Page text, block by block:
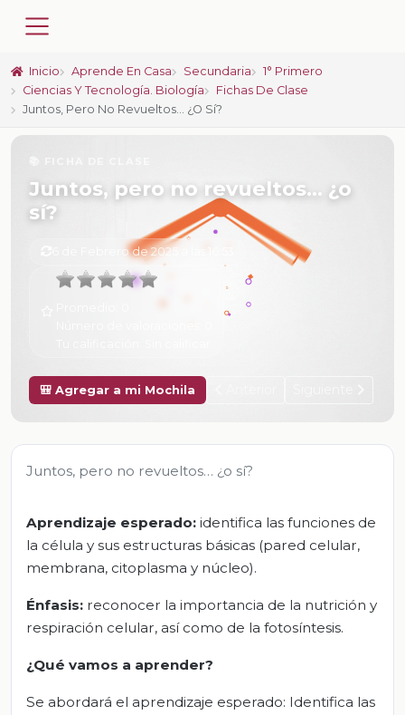
Inicio Aprende En Casa Secundaria
1° Primero
Ciencias Y Tecnología. Biología
Fichas De Clase
Juntos, Pero No Revueltos… ¿o Sí?
Juntos, pero no revueltos… ¿o
sí?
6 de Febrero de 2025 a las 16:53
🎒 Agregar a mi Mochila
Juntos, pero no revueltos… ¿o sí?
Aprendizaje esperado: identifica las funciones de
la célula y sus estructuras básicas (pared celular,
membrana, citoplasma y núcleo).
Énfasis: reconocer la importancia de la nutrición y
respiración celular, así como de la fotosíntesis.
¿Qué vamos a aprender?
Se abordará el aprendizaje esperado: Identifica las